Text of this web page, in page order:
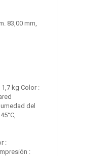
83,00 mm,
kg Color :
del
:
: